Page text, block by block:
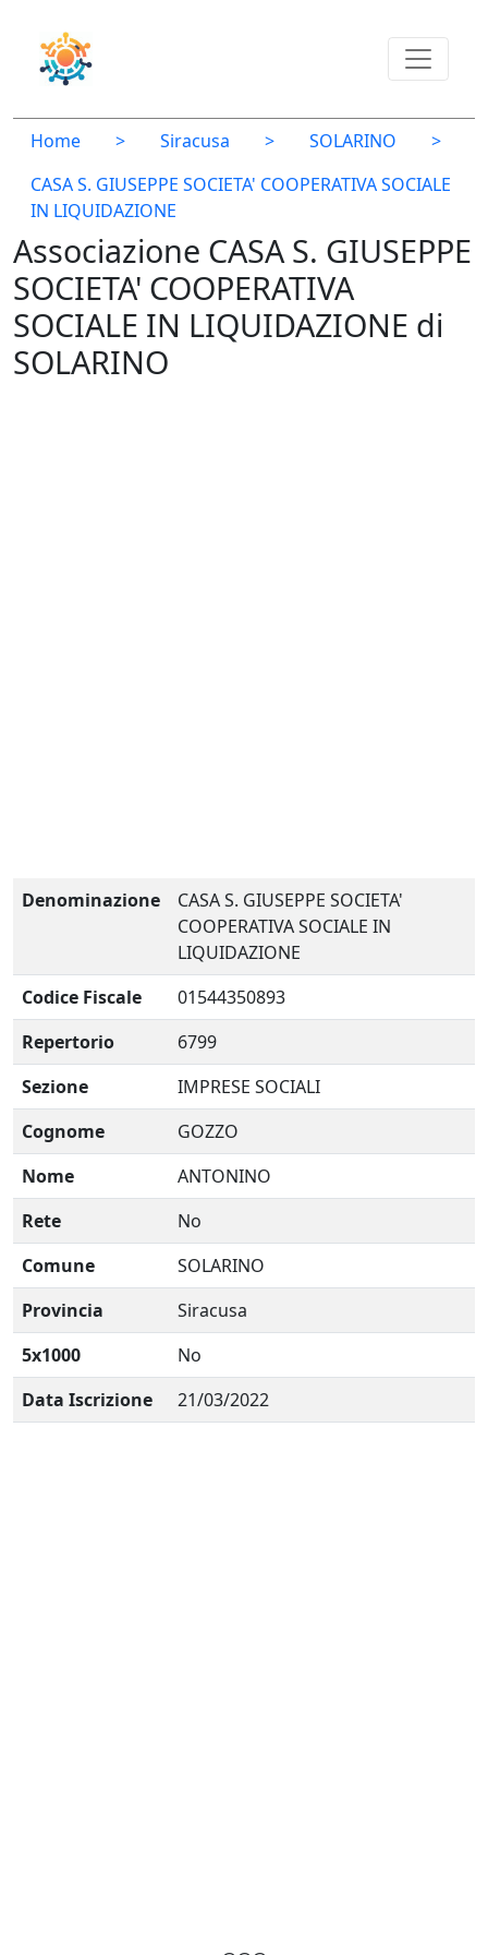
Home > Siracusa > SOLARINO
>
CASA S. GIUSEPPE SOCIETA' COOPERATIVA SOCIALE
IN LIQUIDAZIONE
Associazione CASA S. GIUSEPPE
SOCIETA' COOPERATIVA
SOCIALE IN LIQUIDAZIONE di
SOLARINO
Denominazione
CASA S. GIUSEPPE SOCIETA'
COOPERATIVA SOCIALE IN
LIQUIDAZIONE
Codice Fiscale
01544350893
Repertorio
6799
Sezione
IMPRESE SOCIALI
Cognome
GOZZO
Nome
ANTONINO
Rete
No
Comune
SOLARINO
Provincia
Siracusa
5x1000
No
Data Iscrizione
21/03/2022